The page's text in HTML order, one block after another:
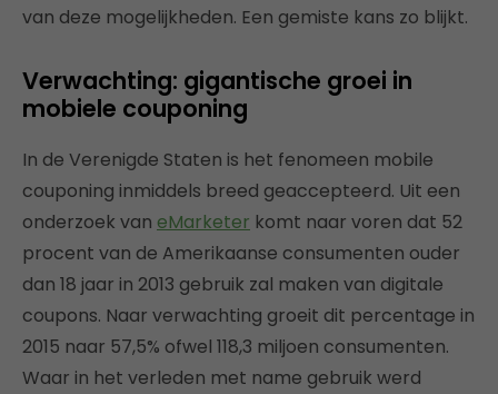
van deze mogelijkheden. Een gemiste kans zo blijkt.
Verwachting: gigantische groei in
mobiele couponing
In de Verenigde Staten is het fenomeen mobile
couponing inmiddels breed geaccepteerd. Uit een
onderzoek van eMarketer komt naar voren dat 52
procent van de Amerikaanse consumenten ouder
dan 18 jaar in 2013 gebruik zal maken van digitale
coupons. Naar verwachting groeit dit percentage in
2015 naar 57,5% ofwel 118,3 miljoen consumenten.
Waar in het verleden met name gebruik werd